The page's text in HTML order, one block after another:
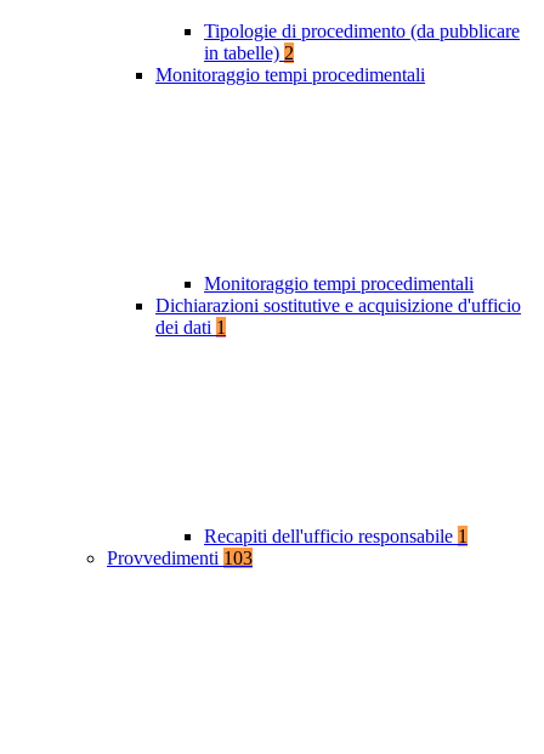
Tipologie di procedimento (da pubblicare
in tabelle) 2
Monitoraggio tempi procedimentali
Monitoraggio tempi procedimentali
Dichiarazioni sostitutive e acquisizione d'ufficio
dei dati 1
Recapiti dell'ufficio responsabile 1
Provvedimenti 103